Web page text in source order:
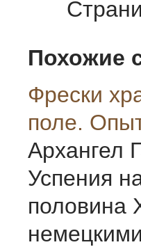
Похожие
Фрески
поле.
Архангел
Успения
половина